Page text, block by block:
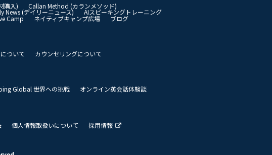
購入) Callan Method (カランメソッド)
News (デイリーニュース)
AIスピーキングトレーニング
Camp ネイティブキャンプ広場 ブログ
ついて カウンセリングについて
Global 世界への挑戦 オンライン英会話体験談
個人情報取扱いについて 採用情報